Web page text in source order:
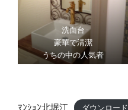
洗面台
豪華で清潔
うちの中の人気者
ﾏﾝｼｮﾝ北堀江 ダウンロード